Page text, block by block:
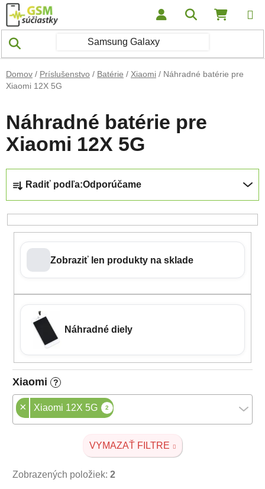
Prejsť na obsah Hľadať
Domov / Príslušenstvo / Batérie / Xiaomi / Náhradné batérie pre
Xiaomi 12X 5G
Náhradné batérie pre
Xiaomi 12X 5G
Radiť podľa:Odporúčame
Zobraziť len produkty na sklade
Náhradné diely
Xiaomi ?
× Xiaomi 12X 5G 2
VYMAZAŤ FILTRE
Zobrazených položiek: 2